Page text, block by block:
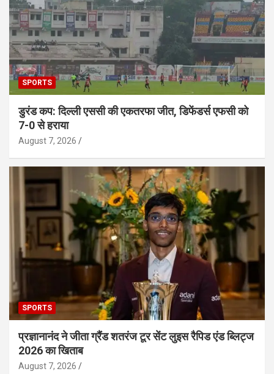
SPORTS
डुरंड कप: दिल्ली एससी की एकतरफा जीत, डिफेंडर्स एफसी को
7-0 से हराया
August 7, 2026
SPORTS
प्रज्ञानानंद ने जीता ग्रैंड शतरंज टूर सेंट लुइस रैपिड एंड ब्लिट्ज
2026 का खिताब
August 7, 2026